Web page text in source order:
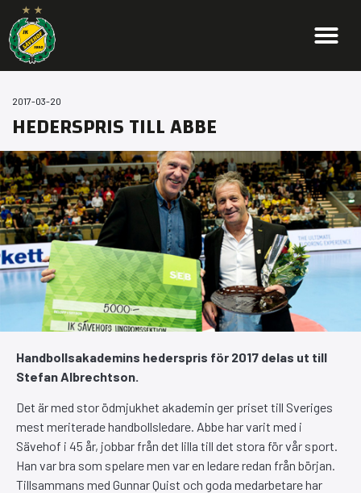
2017-03-20
HEDERSPRIS TILL ABBE
Handbollsakademins hederspris för 2017 delas ut till
Stefan Albrechtson.
Det är med stor ödmjukhet akademin ger priset till Sveriges
mest meriterade handbollsledare. Abbe har varit med i
Sävehof i 45 år, jobbar från det lilla till det stora för vår sport.
Han var bra som spelare men var en ledare redan från början.
Tillsammans med Gunnar Quist och goda medarbetare har